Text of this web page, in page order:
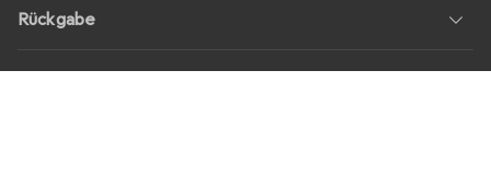
Rückgabe